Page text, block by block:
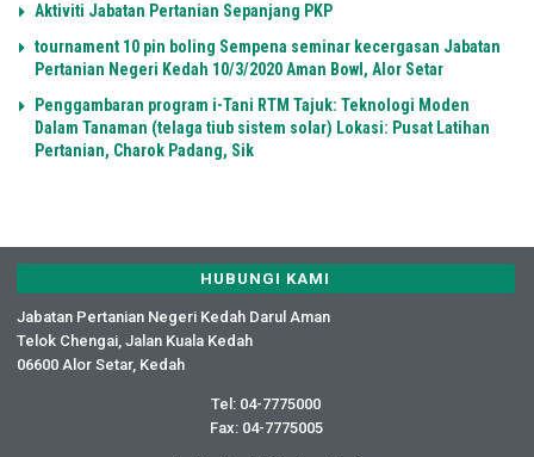
Aktiviti Jabatan Pertanian Sepanjang PKP
tournament 10 pin boling Sempena seminar kecergasan Jabatan
Pertanian Negeri Kedah 10/3/2020 Aman Bowl, Alor Setar
Penggambaran program i-Tani RTM Tajuk: Teknologi Moden
Dalam Tanaman (telaga tiub sistem solar) Lokasi: Pusat Latihan
Pertanian, Charok Padang, Sik
HUBUNGI KAMI
Jabatan Pertanian Negeri Kedah Darul Aman
Telok Chengai, Jalan Kuala Kedah
06600 Alor Setar, Kedah
Tel: 04-7775000
Fax: 04-7775005